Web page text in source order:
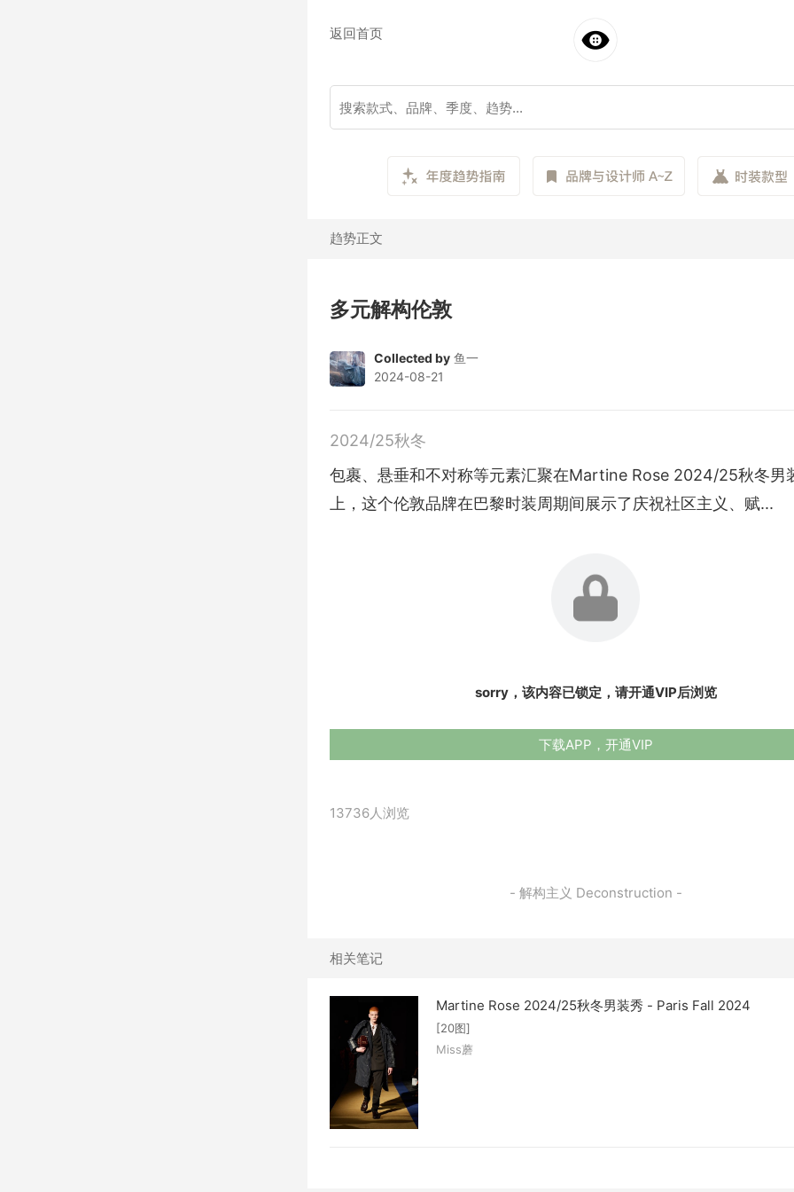
返回首页
趋势正文
多元解构伦敦
Collected by 鱼一
2024-08-21
2024/25秋冬
包裹、悬垂和不对称等元素汇聚在Martine Rose 2024/25秋冬男
上，这个伦敦品牌在巴黎时装周期间展示了庆祝社区主义、赋...
sorry，该内容已锁定，请开通VIP后浏览
下载APP，开通VIP
13736人浏览
- 解构主义 Deconstruction -
相关笔记
Martine Rose 2024/25秋冬男装秀 - Paris Fall 2024
[20图]
Miss蘑